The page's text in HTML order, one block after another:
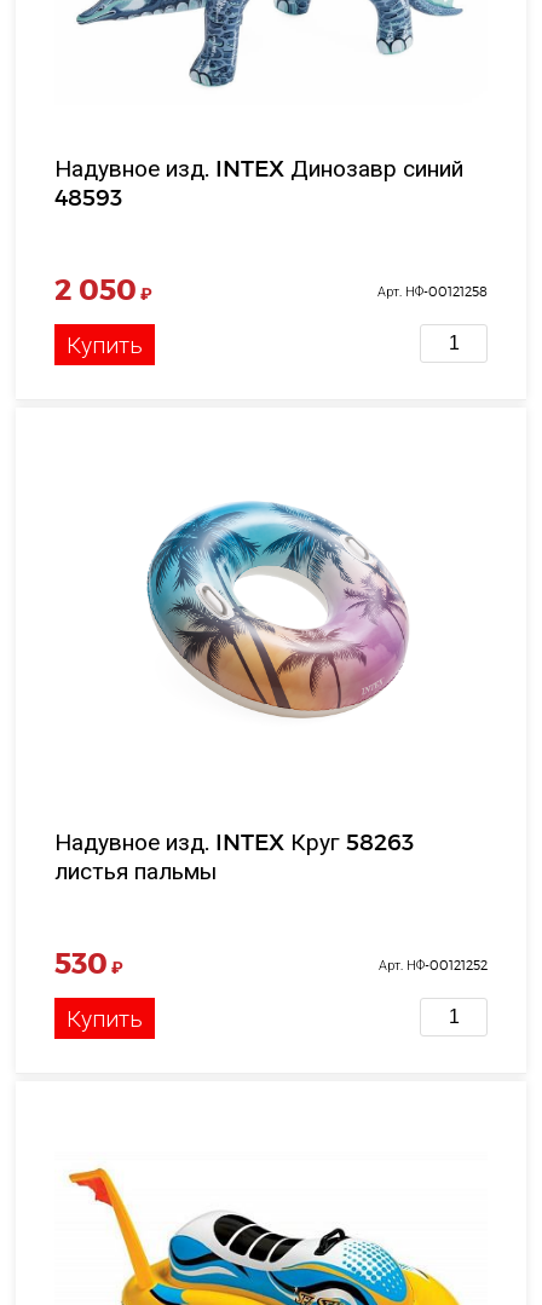
Надувное изд. INTEX Динозавр синий
48593
2 050 ₽ Арт. НФ-00121258
Купить
Надувное изд. INTEX Круг 58263
листья пальмы
530 ₽ Арт. НФ-00121252
Купить